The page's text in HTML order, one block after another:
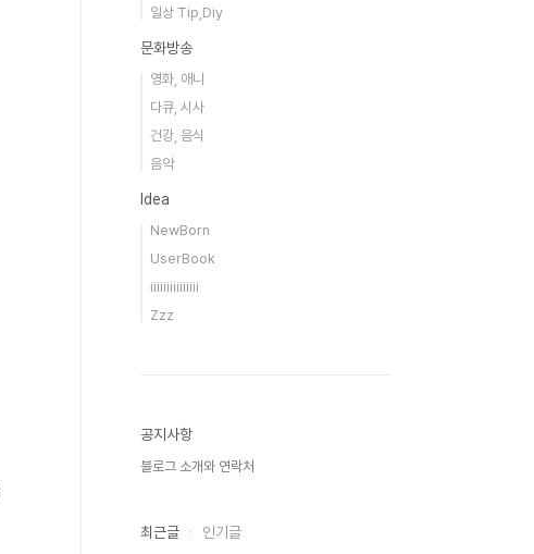
일상 Tip,Diy
문화방송
영화, 애니
다큐, 시사
건강, 음식
음악
Idea
NewBorn
UserBook
iiiiiiiiiiiiiii
Zzz
공지사항
블로그 소개와 연락처
최근글 인기글